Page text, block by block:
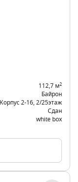
112,7 м2
Байрон
Корпус 2-16 2/25этаж
Сдан
white box